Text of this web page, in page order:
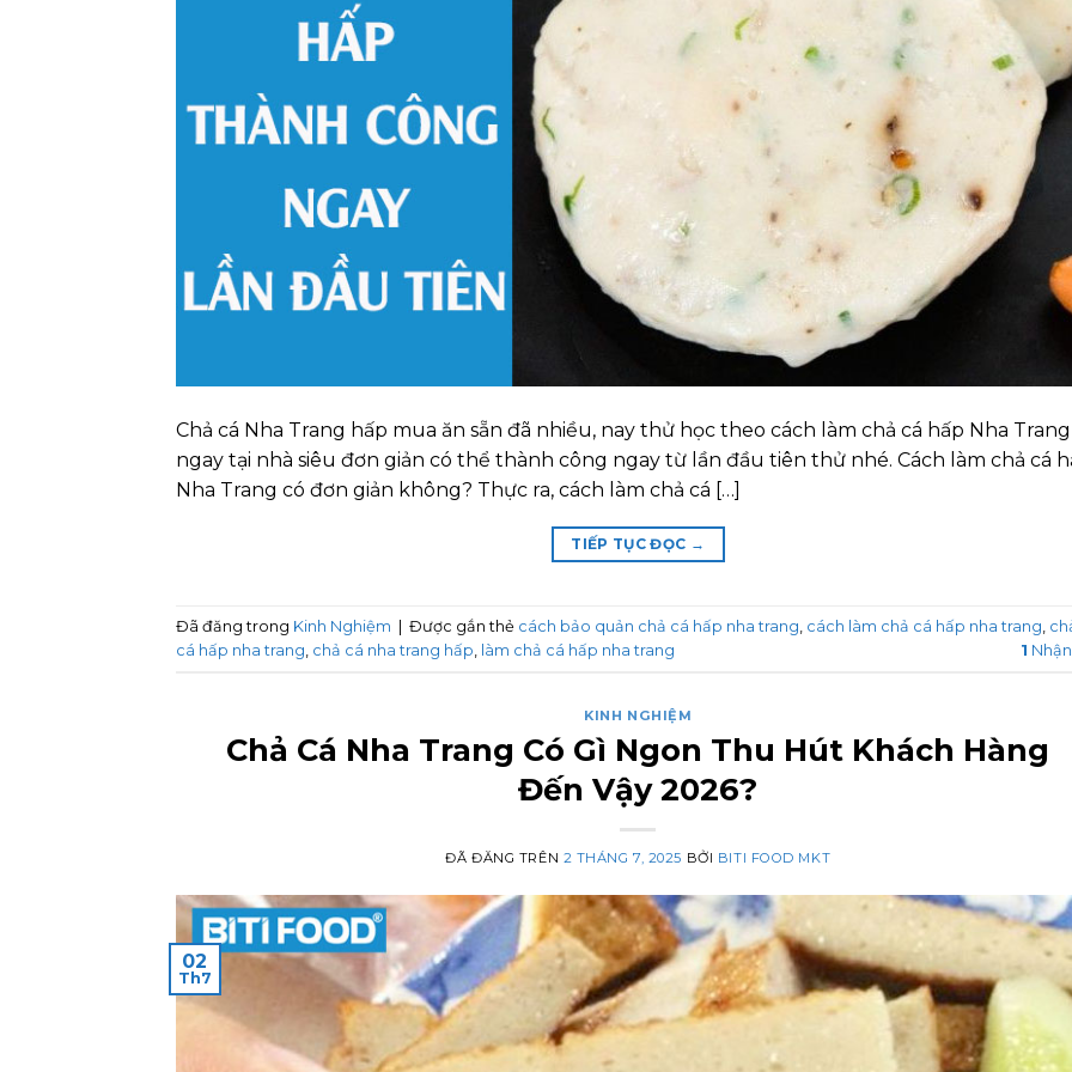
Chả cá Nha Trang hấp mua ăn sẵn đã nhiều, nay thử học theo cách làm chả cá hấp Nha Trang
ngay tại nhà siêu đơn giản có thể thành công ngay từ lần đầu tiên thử nhé. Cách làm chả cá
Nha Trang có đơn giản không? Thực ra, cách làm chả cá […]
TIẾP TỤC ĐỌC →
Đã đăng trong Kinh Nghiệm | Được gắn thẻ cách bảo quản chả cá hấp nha trang cách làm chả cá hấp nha trang
cá hấp nha trang chả cá nha trang hấp làm chả cá hấp nha trang 1
KINH NGHIỆM
Chả Cá Nha Trang Có Gì Ngon Thu Hút Khách Hàng
Đến Vậy 2026?
ĐÃ ĐĂNG TRÊN 2 THÁNG 7, 2025 BỞI BITI FOOD MKT
02
Th7